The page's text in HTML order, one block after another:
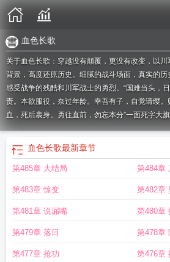
血色长歌
关于血色长歌：穿越没有颠覆，更没有改变，以
背景，高度还原历史。细腻的战斗场面，真实的
感受战争的残酷和川军战士的勇烈。“国难当头，
责。本欲服役，奈过年龄。幸吾有子，自觉请缨
血，死后裹身。勇往直前，勿忘本分”一面死字大
抗战的决定。“壮士立志出夔关，不灭倭寇誓不还
青山。”一首悲壮的誓言砥砺着川军将士面对强悍
勇士用生命和尊严抒写了一曲令人荡气回肠烈烈的
费读血色歌姬完整版 血色歌姬电
征免费阅读月色长歌游戏 血色长矛什么意思 月
抗战血色长老月色长歌结局 血色长河血色主
色长城副本血色凉歌 血色长安电
姬血色长矛 血色圣歌 血色长刀图片
血色长歌最新章节
第485章 大结局 第484章
第483章 惊变 第482章
第481章 说漏嘴 第480章
第479章 落日 第478章
第477章 抢功 第476章